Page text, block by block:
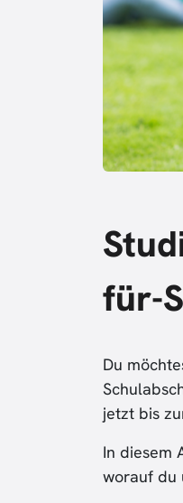
für-
Du
jetzt bis
In diesem
worauf du